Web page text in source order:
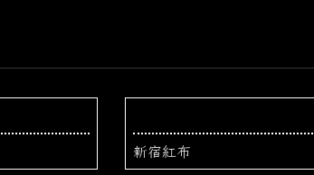
新宿紅布